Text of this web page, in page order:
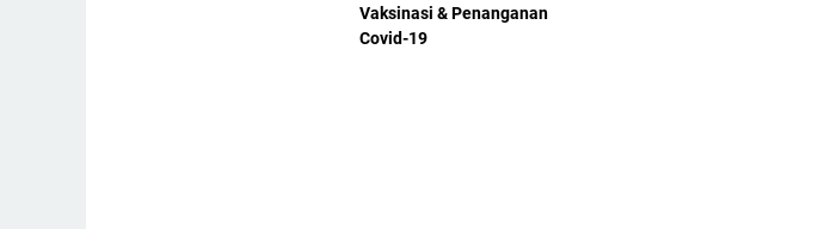
Vaksinasi & Penanganan
Covid-19